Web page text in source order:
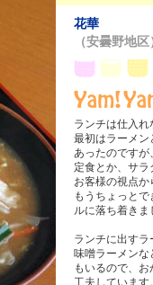
花華
（安曇野地区
ランチは仕入
最初はラーメン
あったのです
定食とか、サ
お客様の視点
もうちょっと
ルに落ち着きま
ランチに出す
味噌ラーメンな
もいるので、
工夫しています